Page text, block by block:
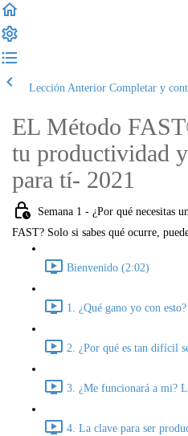
Lección Anterior Completar y
EL Método
tu productividad
para tí- 2021
Semana 1 - ¿Por qué necesitas
FAST? Solo si sabes qué ocurre,
Bienvenido (2:02)
1. ¿Qué gano yo con
2. ¿Por qué es tan difícil
3. ¿Me funcionará a mi?
4. La clave para ser